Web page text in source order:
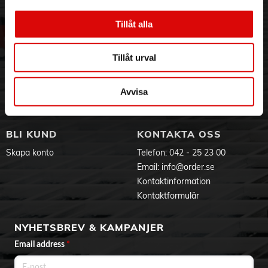
Tillåt alla
Tillåt urval
Avvisa
- Automatisk avstängning
- Tydlig vattennivå-markering
- Vikt: 1,065kg
Användarmanual
EU-försäkran
Produktblad
Hållbarhet
Jobba hos oss
Varumärken
Service & Support
Ansökan om RMA
Godsefterlysning & Felleverans
Integritetspolicy
Om cookies
BLI KUND
Skapa konto
KONTAKTA OSS
Telefon: 042 - 25 23 00
Email: info@order.se
Kontaktinformation
Kontaktformulär
NYHETSBREV & KAMPANJER
Email address *